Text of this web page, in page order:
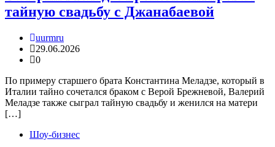
тайную свадьбу с Джанабаевой
uurmru
29.06.2026
0
По примеру старшего брата Константина Меладзе, который в
Италии тайно сочетался браком с Верой Брежневой, Валерий
Меладзе также сыграл тайную свадьбу и женился на матери
[…]
Шоу-бизнес